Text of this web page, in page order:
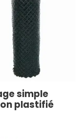
simple
plastifié